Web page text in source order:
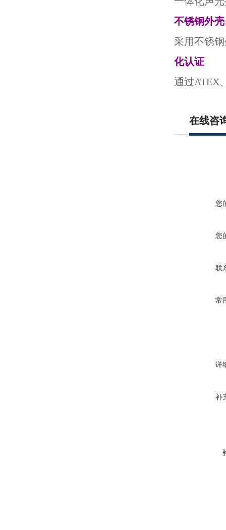
不锈钢外壳
采用不锈
化认证
通过ATEX
在线咨
您
您
联
常
详
补